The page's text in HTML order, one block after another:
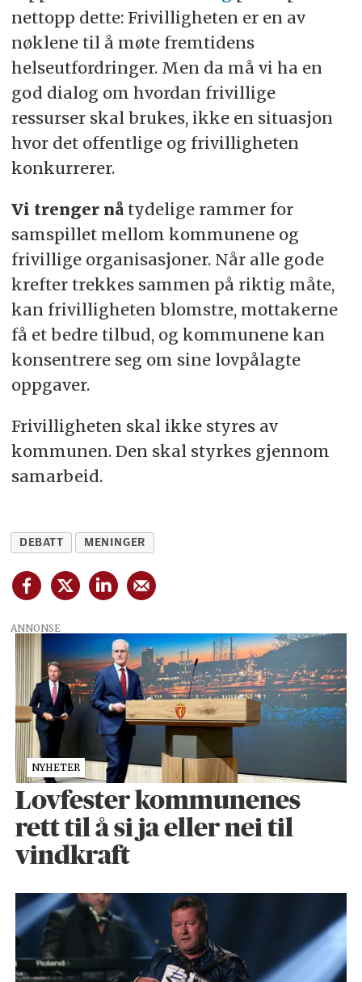
nettopp dette: Frivilligheten er en av
nøklene til å møte fremtidens
helseutfordringer. Men da må vi ha en
god dialog om hvordan frivillige
ressurser skal brukes, ikke en situasjon
hvor det offentlige og frivilligheten
konkurrerer.
Vi trenger nå tydelige rammer for
samspillet mellom kommunene og
frivillige organisasjoner. Når alle gode
krefter trekkes sammen på riktig måte,
kan frivilligheten blomstre, mottakerne
få et bedre tilbud, og kommunene kan
konsentrere seg om sine lovpålagte
oppgaver.
Frivilligheten skal ikke styres av
kommunen. Den skal styrkes gjennom
samarbeid.
DEBATT MENINGER
ANNONSE
NYHETER
Lovfester kommunenes
rett til å si ja eller nei til
vindkraft